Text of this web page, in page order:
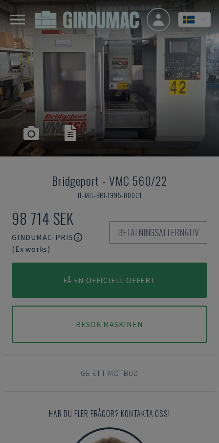
Bridgeport - VMC 560/22
IT-MIL-BRI-1995-00001
98 714 SEK
GINDUMAC-PRIS
(Ex works)
BETALNINGSALTERNATIV
FÅ EN OFFICIELL OFFERT
BESÖK MASKINEN
GE ETT MOTBUD
HAR DU FLER FRÅGOR? KONTAKTA OSS!